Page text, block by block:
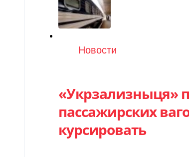
Категория
Новости
«Укрзализныця»
пассажирских
курсировать